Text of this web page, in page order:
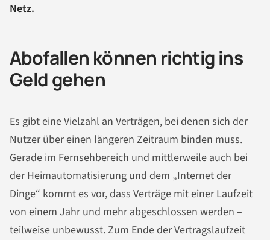
Netz.
Abofallen können richtig ins
Geld gehen
Es gibt eine Vielzahl an Verträgen, bei denen sich der
Nutzer über einen längeren Zeitraum binden muss.
Gerade im Fernsehbereich und mittlerweile auch bei
der Heimautomatisierung und dem „Internet der
Dinge“ kommt es vor, dass Verträge mit einer Laufzeit
von einem Jahr und mehr abgeschlossen werden –
teilweise unbewusst. Zum Ende der Vertragslaufzeit